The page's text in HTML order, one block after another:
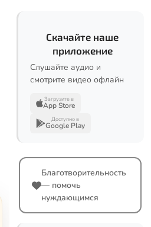
Скачайте наше
приложение
Слушайте аудио и
смотрите видео офлайн
Загрузите в
App Store
Доступно в
Google Play
Благотворительность
— помочь
нуждающимся